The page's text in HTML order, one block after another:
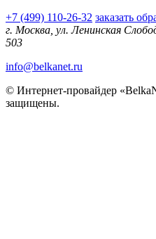
+7 (499) 110-26-32 заказать
г. Москва, ул. Ленинская
503
info@belkanet.ru
© Интернет-провайдер
защищены.